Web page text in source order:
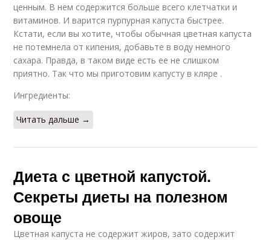
ценным. В нем содержится больше всего клетчатки и
витаминов. И варится пурпурная капуста быстрее.
Кстати, если вы хотите, чтобы обычная цветная капуста
не потемнела от кипения, добавьте в воду немного
сахара. Правда, в таком виде есть ее не слишком
приятно. Так что мы приготовим капусту в кляре .
Ингредиенты:
Читать дальше →
Диета с цветной капустой.
Секреты диеты на полезном
овоще
Цветная капуста не содержит жиров, зато содержит